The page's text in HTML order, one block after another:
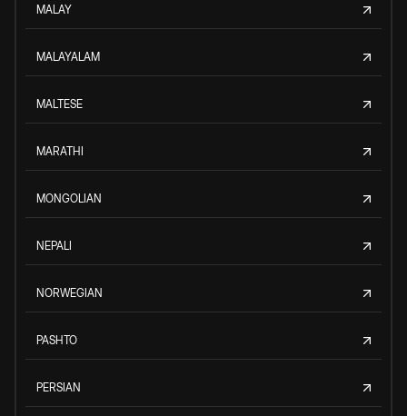
MALAY
MALAYALAM
MALTESE
MARATHI
MONGOLIAN
NEPALI
NORWEGIAN
PASHTO
PERSIAN